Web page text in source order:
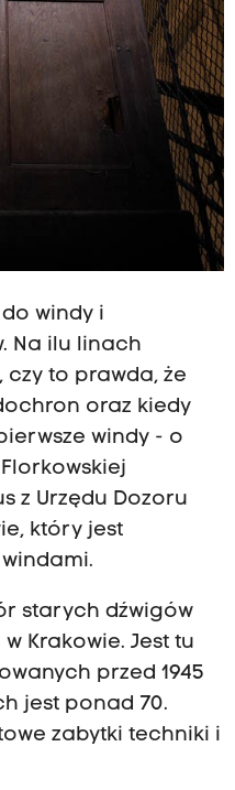
windy i
Na ilu linach
czy to prawda, że
oraz kiedy
windy - o
z Urzędu Dozoru
który jest
starych dźwigów
Krakowie. Jest tu
przed 1945
jest ponad 70.
zabytki techniki i